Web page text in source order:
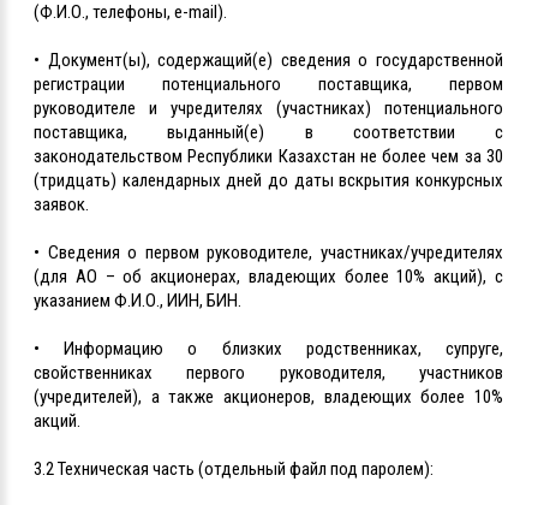
(Ф.И.О., телефоны, e-mail).
• Документ(ы), содержащий(е) сведения о государственной
регистрации потенциального поставщика, первом
руководителе и учредителях (участниках) потенциального
поставщика, выданный(е) в соответствии с
законодательством Республики Казахстан не более чем за 30
(тридцать) календарных дней до даты вскрытия конкурсных
заявок.
• Сведения о первом руководителе, участниках/учредителях
(для АО – об акционерах, владеющих более 10% акций), с
указанием Ф.И.О., ИИН, БИН.
• Информацию о близких родственниках, супруге,
свойственниках первого руководителя, участников
(учредителей), а также акционеров, владеющих более 10%
акций.
3.2 Техническая часть (отдельный файл под паролем):